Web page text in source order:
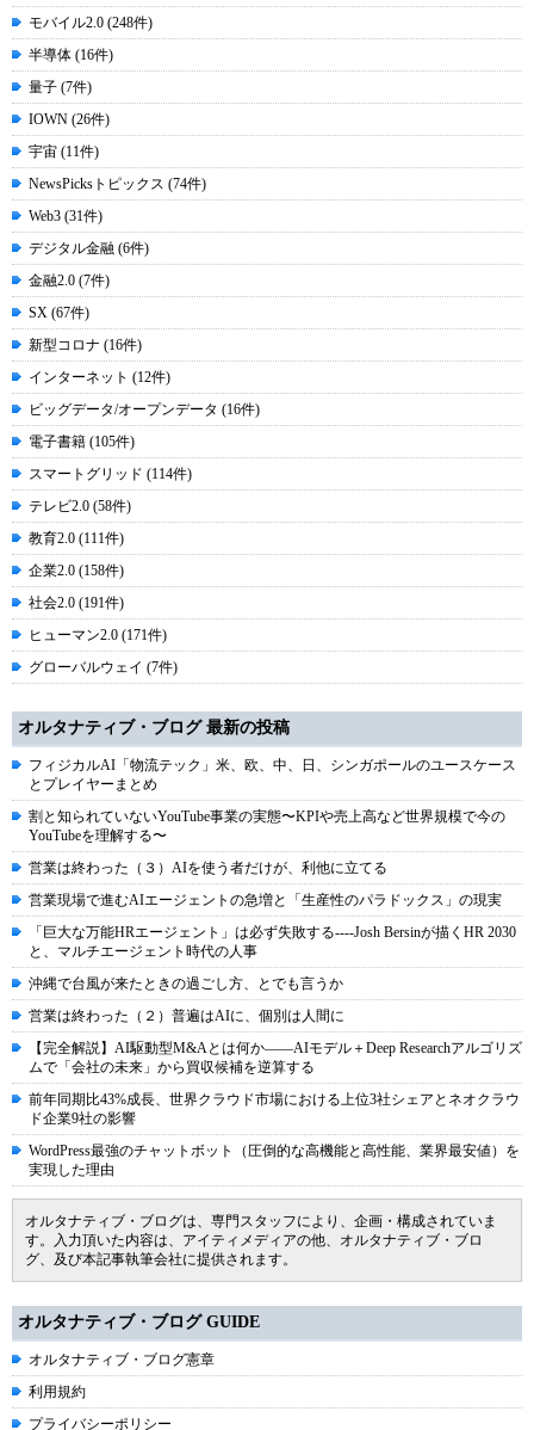
モバイル2.0 (248件)
半導体 (16件)
量子 (7件)
IOWN (26件)
宇宙 (11件)
NewsPicksトピックス (74件)
Web3 (31件)
デジタル金融 (6件)
金融2.0 (7件)
SX (67件)
新型コロナ (16件)
インターネット (12件)
ビッグデータ/オープンデータ (16件)
電子書籍 (105件)
スマートグリッド (114件)
テレビ2.0 (58件)
教育2.0 (111件)
企業2.0 (158件)
社会2.0 (191件)
ヒューマン2.0 (171件)
グローバルウェイ (7件)
オルタナティブ・ブログ 最新の投稿
フィジカルAI「物流テック」米、欧、中、日、シンガポールのユースケース
とプレイヤーまとめ
割と知られていないYouTube事業の実態〜KPIや売上高など世界規模で今の
YouTubeを理解する〜
営業は終わった（３）AIを使う者だけが、利他に立てる
営業現場で進むAIエージェントの急増と「生産性のパラドックス」の現実
「巨大な万能HRエージェント」は必ず失敗する----Josh Bersinが描くHR 2030
と、マルチエージェント時代の人事
沖縄で台風が来たときの過ごし方、とでも言うか
営業は終わった（２）普遍はAIに、個別は人間に
【完全解説】AI駆動型M&Aとは何か――AIモデル＋Deep Researchアルゴリズ
ムで「会社の未来」から買収候補を逆算する
前年同期比43%成長、世界クラウド市場における上位3社シェアとネオクラウ
ド企業9社の影響
WordPress最強のチャットボット（圧倒的な高機能と高性能、業界最安値）を
実現した理由
オルタナティブ・ブログは、専門スタッフにより、企画・構成されていま
す。入力頂いた内容は、アイティメディアの他、オルタナティブ・ブロ
グ、及び本記事執筆会社に提供されます。
オルタナティブ・ブログ GUIDE
オルタナティブ・ブログ憲章
利用規約
プライバシーポリシー